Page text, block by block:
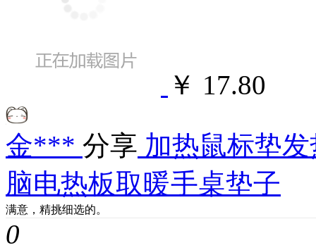
￥ 17.80
金*** 分享 加热鼠标垫
脑电热板取暖手桌垫子
满意，精挑细选的。
0